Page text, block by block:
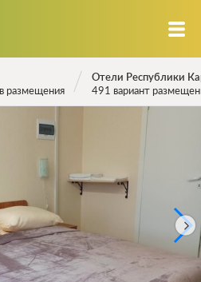
размещения
Отели Республики
491 вариант